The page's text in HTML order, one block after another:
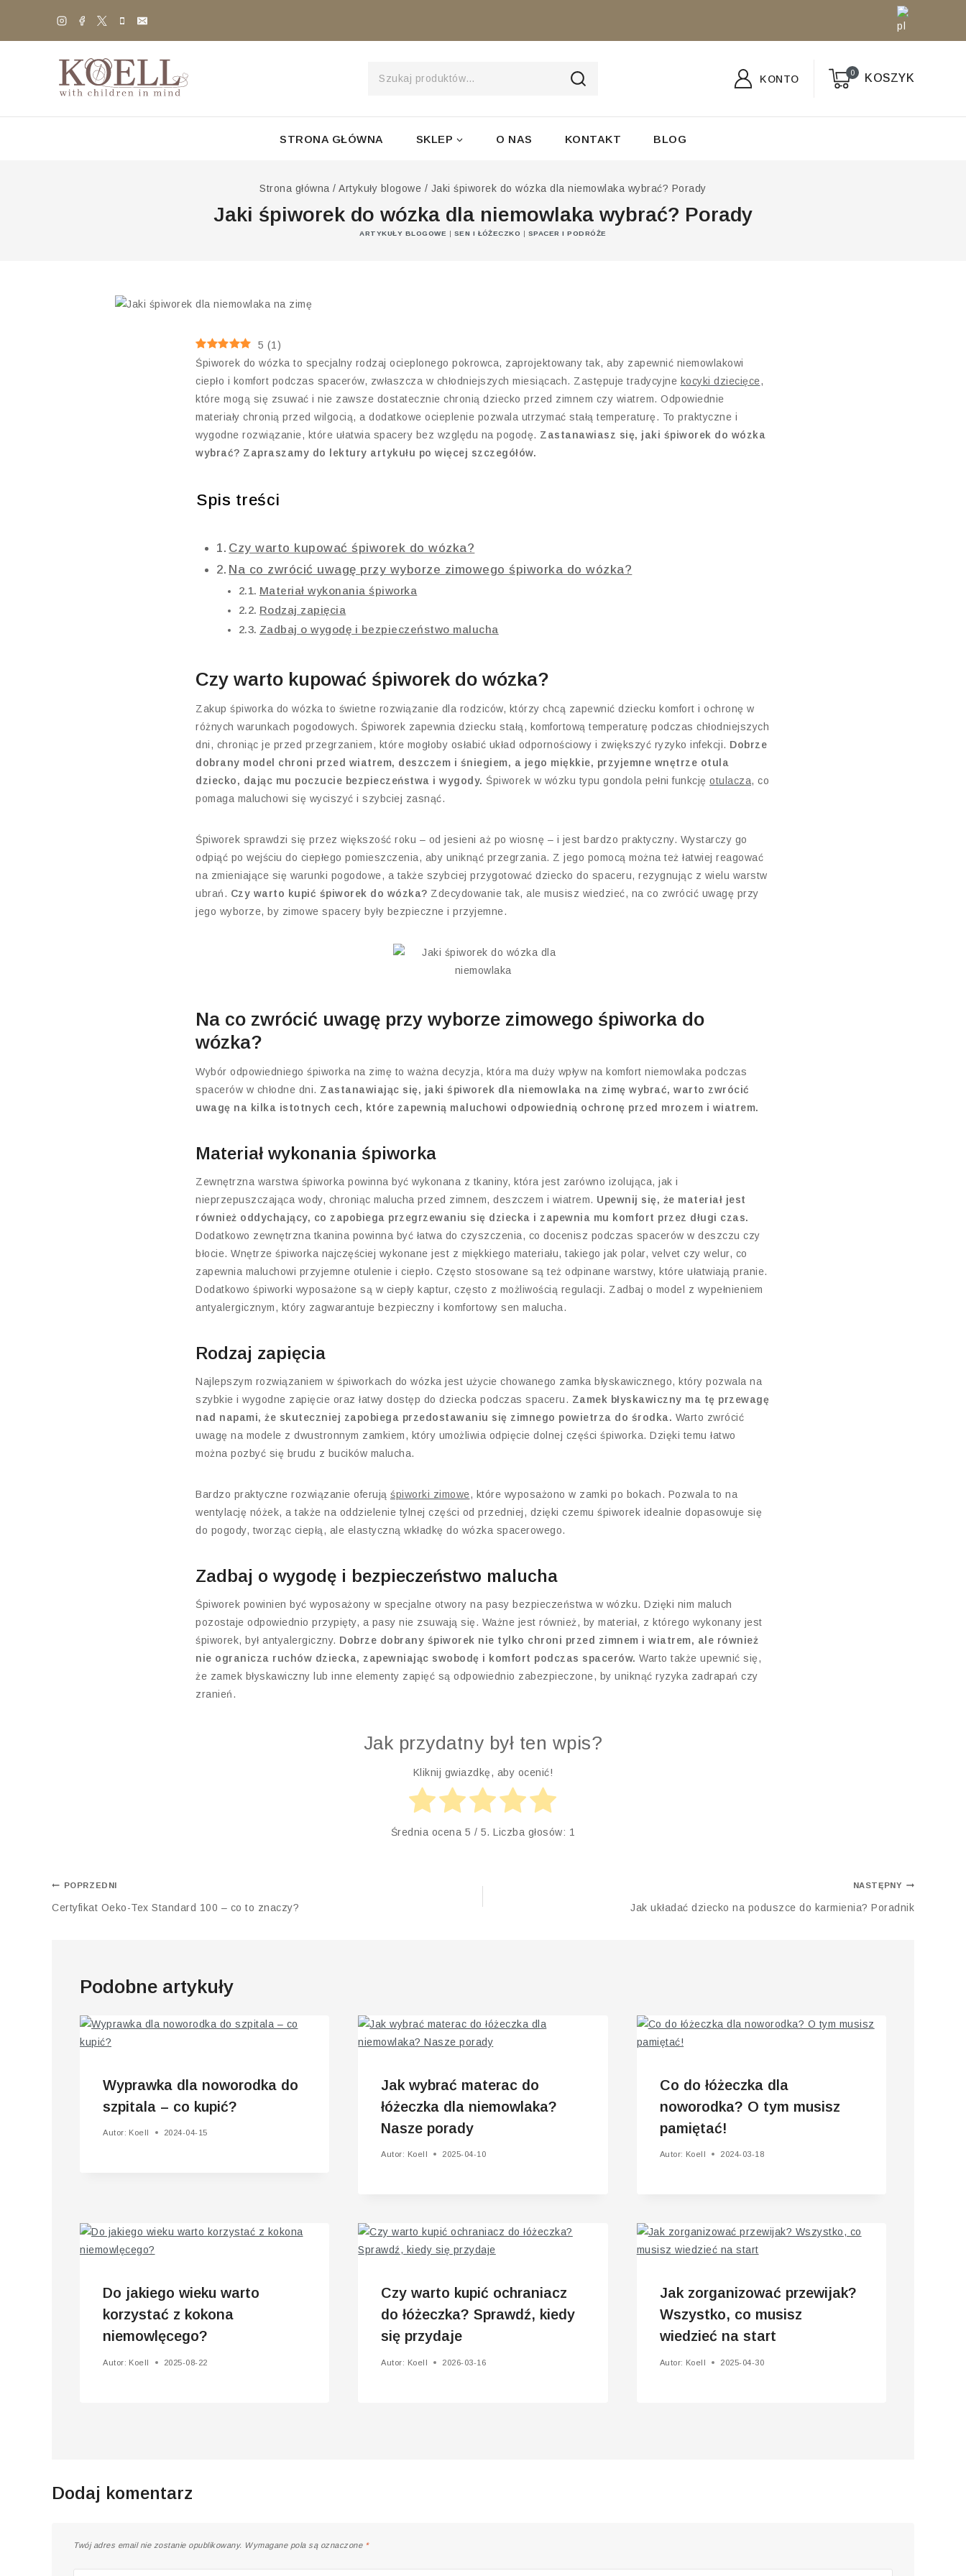
SZUKAJ KONTO
0 KOSZYK
STRONA GŁÓWNA SKLEP O NAS KONTAKT BLOG
Strona główna / Artykuły blogowe / Jaki śpiworek do wózka dla niemowlaka wybrać? Porady
Jaki śpiworek do wózka dla niemowlaka wybrać? Porady
ARTYKUŁY BLOGOWE | SEN I ŁÓŻECZKO | SPACER I PODRÓŻE
5 (1 )
Śpiworek do wózka to specjalny rodzaj ocieplonego pokrowca, zaprojektowany tak, aby zapewnić niemowlakowi
ciepło i komfort podczas spacerów, zwłaszcza w chłodniejszych miesiącach. Zastępuje tradycyjne kocyki dziecięce,
które mogą się zsuwać i nie zawsze dostatecznie chronią dziecko przed zimnem czy wiatrem. Odpowiednie
materiały chronią przed wilgocią, a dodatkowe ocieplenie pozwala utrzymać stałą temperaturę. To praktyczne i
wygodne rozwiązanie, które ułatwia spacery bez względu na pogodę. Zastanawiasz się, jaki śpiworek do wózka
wybrać? Zapraszamy do lektury artykułu po więcej szczegółów.
Spis treści
Czy warto kupować śpiworek do wózka?
Na co zwrócić uwagę przy wyborze zimowego śpiworka do wózka?
Materiał wykonania śpiworka
Rodzaj zapięcia
Zadbaj o wygodę i bezpieczeństwo malucha
Czy warto kupować śpiworek do wózka?
Zakup śpiworka do wózka to świetne rozwiązanie dla rodziców, którzy chcą zapewnić dziecku komfort i ochronę w
różnych warunkach pogodowych. Śpiworek zapewnia dziecku stałą, komfortową temperaturę podczas chłodniejszych
dni, chroniąc je przed przegrzaniem, które mogłoby osłabić układ odpornościowy i zwiększyć ryzyko infekcji. Dobrze
dobrany model chroni przed wiatrem, deszczem i śniegiem, a jego miękkie, przyjemne wnętrze otula
dziecko, dając mu poczucie bezpieczeństwa i wygody. Śpiworek w wózku typu gondola pełni funkcję otulacza, co
pomaga maluchowi się wyciszyć i szybciej zasnąć.
Śpiworek sprawdzi się przez większość roku – od jesieni aż po wiosnę – i jest bardzo praktyczny. Wystarczy go
odpiąć po wejściu do ciepłego pomieszczenia, aby uniknąć przegrzania. Z jego pomocą można też łatwiej reagować
na zmieniające się warunki pogodowe, a także szybciej przygotować dziecko do spaceru, rezygnując z wielu warstw
ubrań. Czy warto kupić śpiworek do wózka? Zdecydowanie tak, ale musisz wiedzieć, na co zwrócić uwagę przy
jego wyborze, by zimowe spacery były bezpieczne i przyjemne.
Na co zwrócić uwagę przy wyborze zimowego śpiworka do
wózka?
Wybór odpowiedniego śpiworka na zimę to ważna decyzja, która ma duży wpływ na komfort niemowlaka podczas
spacerów w chłodne dni. Zastanawiając się, jaki śpiworek dla niemowlaka na zimę wybrać, warto zwrócić
uwagę na kilka istotnych cech, które zapewnią maluchowi odpowiednią ochronę przed mrozem i wiatrem.
Materiał wykonania śpiworka
Zewnętrzna warstwa śpiworka powinna być wykonana z tkaniny, która jest zarówno izolująca, jak i
nieprzepuszczająca wody, chroniąc malucha przed zimnem, deszczem i wiatrem. Upewnij się, że materiał jest
również oddychający, co zapobiega przegrzewaniu się dziecka i zapewnia mu komfort przez długi czas.
Dodatkowo zewnętrzna tkanina powinna być łatwa do czyszczenia, co docenisz podczas spacerów w deszczu czy
błocie. Wnętrze śpiworka najczęściej wykonane jest z miękkiego materiału, takiego jak polar, velvet czy welur, co
zapewnia maluchowi przyjemne otulenie i ciepło. Często stosowane są też odpinane warstwy, które ułatwiają pranie.
Dodatkowo śpiworki wyposażone są w ciepły kaptur, często z możliwością regulacji. Zadbaj o model z wypełnieniem
antyalergicznym, który zagwarantuje bezpieczny i komfortowy sen malucha.
Rodzaj zapięcia
Najlepszym rozwiązaniem w śpiworkach do wózka jest użycie chowanego zamka błyskawicznego, który pozwala na
szybkie i wygodne zapięcie oraz łatwy dostęp do dziecka podczas spaceru. Zamek błyskawiczny ma tę przewagę
nad napami, że skuteczniej zapobiega przedostawaniu się zimnego powietrza do środka. Warto zwrócić
uwagę na modele z dwustronnym zamkiem, który umożliwia odpięcie dolnej części śpiworka. Dzięki temu łatwo
można pozbyć się brudu z bucików malucha.
Bardzo praktyczne rozwiązanie oferują śpiworki zimowe, które wyposażono w zamki po bokach. Pozwala to na
wentylację nóżek, a także na oddzielenie tylnej części od przedniej, dzięki czemu śpiworek idealnie dopasowuje się
do pogody, tworząc ciepłą, ale elastyczną wkładkę do wózka spacerowego.
Zadbaj o wygodę i bezpieczeństwo malucha
Śpiworek powinien być wyposażony w specjalne otwory na pasy bezpieczeństwa w wózku. Dzięki nim maluch
pozostaje odpowiednio przypięty, a pasy nie zsuwają się. Ważne jest również, by materiał, z którego wykonany jest
śpiworek, był antyalergiczny. Dobrze dobrany śpiworek nie tylko chroni przed zimnem i wiatrem, ale również
nie ogranicza ruchów dziecka, zapewniając swobodę i komfort podczas spacerów. Warto także upewnić się,
że zamek błyskawiczny lub inne elementy zapięć są odpowiednio zabezpieczone, by uniknąć ryzyka zadrapań czy
zranień.
Jak przydatny był ten wpis?
Kliknij gwiazdkę, aby ocenić!
Średnia ocena 5 / 5. Liczba głosów: 1
POPRZEDNI
Certyfikat Oeko-Tex Standard 100 – co to znaczy?
NASTĘPNY
Jak układać dziecko na poduszce do karmienia? Poradnik
Podobne artykuły
Wyprawka dla noworodka do
szpitala – co kupić?
Autor: Koell 2024-04-15
Jak wybrać materac do
łóżeczka dla niemowlaka?
Nasze porady
Autor: Koell 2025-04-10
Co do łóżeczka dla
noworodka? O tym musisz
pamiętać!
Autor: Koell 2024-03-18
Do jakiego wieku warto
korzystać z kokona
niemowlęcego?
Autor: Koell 2025-08-22
Czy warto kupić ochraniacz
do łóżeczka? Sprawdź, kiedy
się przydaje
Autor: Koell 2026-03-16
Jak zorganizować przewijak?
Wszystko, co musisz
wiedzieć na start
Autor: Koell 2025-04-30
Dodaj komentarz
Twój adres email nie zostanie opublikowany. Wymagane pola są oznaczone *